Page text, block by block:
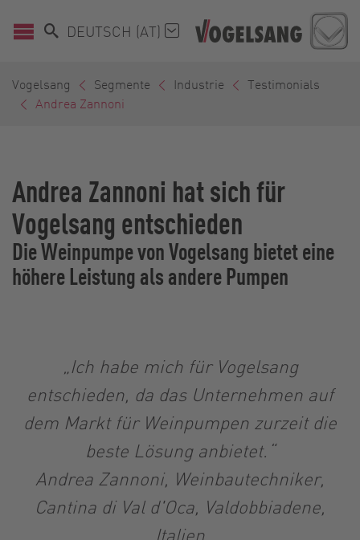
DEUTSCH (AT)
Vogelsang Segmente Industrie
Testimonials
Andrea Zannoni
Andrea Zannoni hat sich für
Vogelsang entschieden
Die Weinpumpe von Vogelsang bietet eine
höhere Leistung als andere Pumpen
„Ich habe mich für Vogelsang
entschieden, da das Unternehmen auf
dem Markt für Weinpumpen zurzeit die
beste Lösung anbietet.“
Andrea Zannoni, Weinbautechniker,
Cantina di Val d'Oca, Valdobbiadene,
Italien